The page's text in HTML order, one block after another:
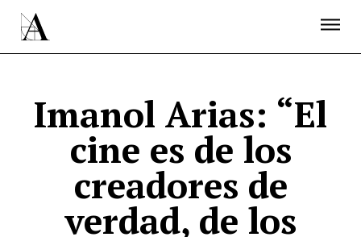
Imanol Arias: “El
cine es de los
creadores de
verdad, de los
ÚNETE A LA ACADEMIA DE CINE
PRENSA
NEWSLETTER